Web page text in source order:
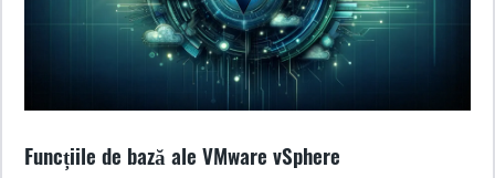
Funcțiile de bază ale VMware vSphere